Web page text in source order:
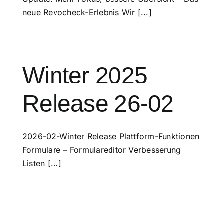
neue Revocheck-Erlebnis Wir [...]
Winter 2025
Release 26-02
2026-02-Winter Release Plattform-Funktionen
Formulare – Formulareditor Verbesserung
Listen [...]